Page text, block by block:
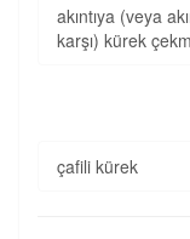
akıntıya (veya
karşı) kürek
çafili kürek